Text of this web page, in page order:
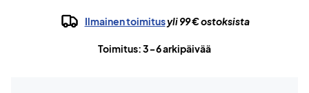
Ilmainen toimitusyli 99 € ostoksista
Toimitus: 3-6 arkipäivää